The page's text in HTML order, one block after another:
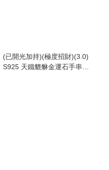
(已開光加持)(極度招財)(3.0)
S925 天鐵貔貅金運石手串